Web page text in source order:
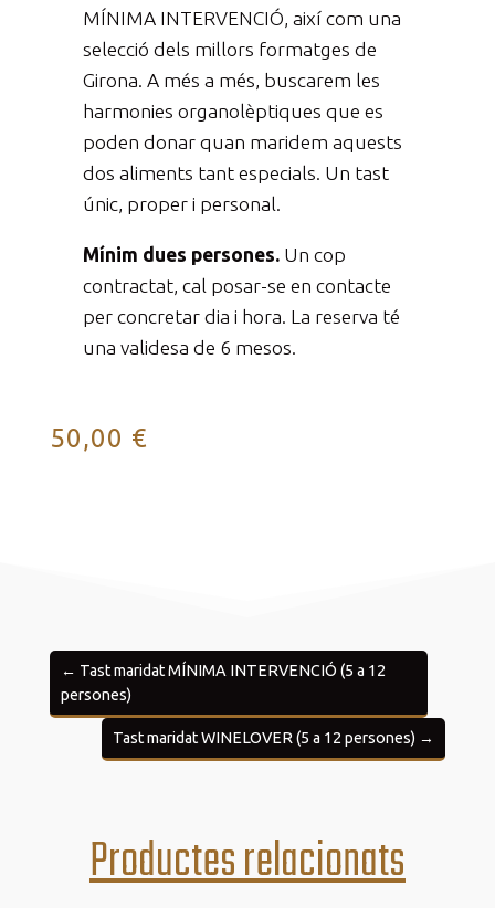
MÍNIMA INTERVENCIÓ, així com una
selecció dels millors formatges de
Girona. A més a més, buscarem les
harmonies organolèptiques que es
poden donar quan maridem aquests
dos aliments tant especials. Un tast
únic, proper i personal.
Mínim dues persones. Un cop
contractat, cal posar-se en contacte
per concretar dia i hora. La reserva té
una validesa de 6 mesos.
50,00 €
← Tast maridat MÍNIMA INTERVENCIÓ (5 a 12
persones)
Tast maridat WINELOVER (5 a 12 persones) →
Productes relacionats